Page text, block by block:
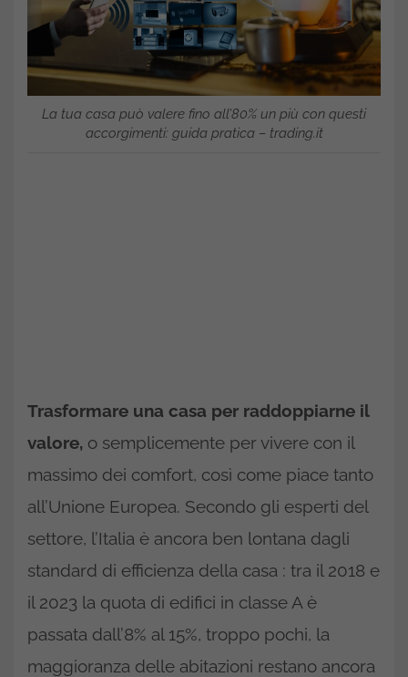
La tua casa può valere fino all’80% un più con questi
accorgimenti: guida pratica – trading.it
Trasformare una casa per raddoppiarne il
valore, o semplicemente per vivere con il
massimo dei comfort, così come piace tanto
all’Unione Europea. Secondo gli esperti del
settore, l’Italia è ancora ben lontana dagli
standard di efficienza della casa : tra il 2018 e
il 2023 la quota di edifici in classe A è
passata dall’8% al 15%, troppo pochi, la
maggioranza delle abitazioni restano ancora